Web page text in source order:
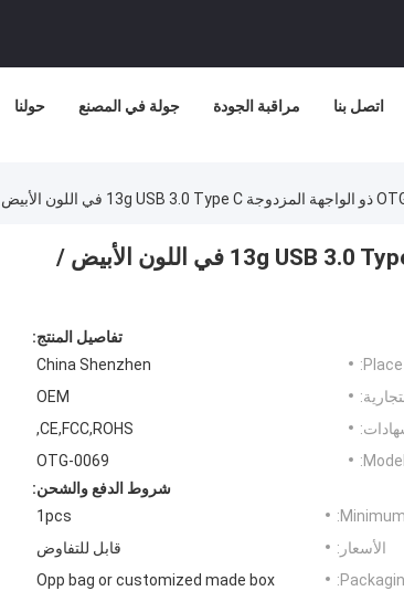
حولنا جولة في المصنع مراقبة الجودة اتصل بنا
محرك أقراص فلاش OTG ذو الواجهة المزدوجة 13g USB 3.0 Type C في اللون الأبيض /
تفاصيل المنتج:
China Shenzhen
OEM
CE,FCC,ROHS,
OTG-0069
شروط الدفع والشحن:
1pcs
الأسعار:
قابل للتفاوض
Opp bag or customized made box